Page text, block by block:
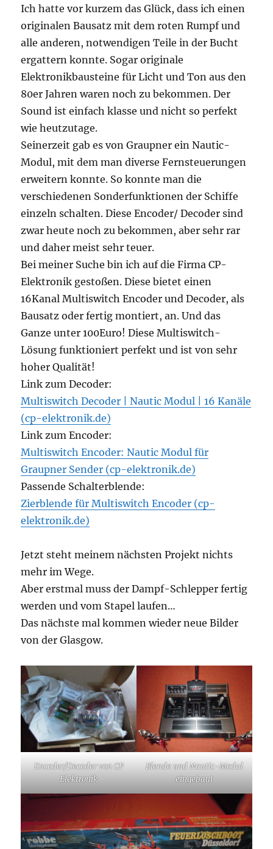
Ich hatte vor kurzem das Glück, dass ich einen
originalen Bausatz mit dem roten Rumpf und
alle anderen, notwendigen Teile in der Bucht
ergattern konnte. Sogar originale
Elektronikbausteine für Licht und Ton aus den
80er Jahren waren noch zu bekommen. Der
Sound ist einfach klasse und nicht so perfekt
wie heutzutage.
Seinerzeit gab es von Graupner ein Nautic-
Modul, mit dem man diverse Fernsteuerungen
erweitern konnte. So konnte man die
verschiedenen Sonderfunktionen der Schiffe
einzeln schalten. Diese Encoder/ Decoder sind
zwar heute noch zu bekommen, aber sehr rar
und daher meist sehr teuer.
Bei meiner Suche bin ich auf die Firma CP-
Elektronik gestoßen. Diese bietet einen
16Kanal Multiswitch Encoder und Decoder, als
Bausatz oder fertig montiert, an. Und das
Ganze unter 100Euro! Diese Multiswitch-
Lösung funktioniert perfekt und ist von sehr
hoher Qualität!
Link zum Decoder:
Multiswitch Decoder | Nautic Modul | 16 Kanäle
(cp-elektronik.de)
Link zum Encoder:
Multiswitch Encoder: Nautic Modul für
Graupner Sender (cp-elektronik.de)
Passende Schalterblende:
Zierblende für Multiswitch Encoder (cp-
elektronik.de)
Jetzt steht meinem nächsten Projekt nichts
mehr im Wege.
Aber erstmal muss der Dampf-Schlepper fertig
werden und vom Stapel laufen…
Das nächste mal kommen wieder neue Bilder
von der Glasgow.
Encoder/Decoder von CP
Elektronik
Blende und Nautic-Modul
eingebaut